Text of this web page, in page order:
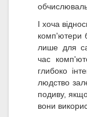
І хоча
комп'ютери
лише для
час
глибоко
людство
подиву,
вони